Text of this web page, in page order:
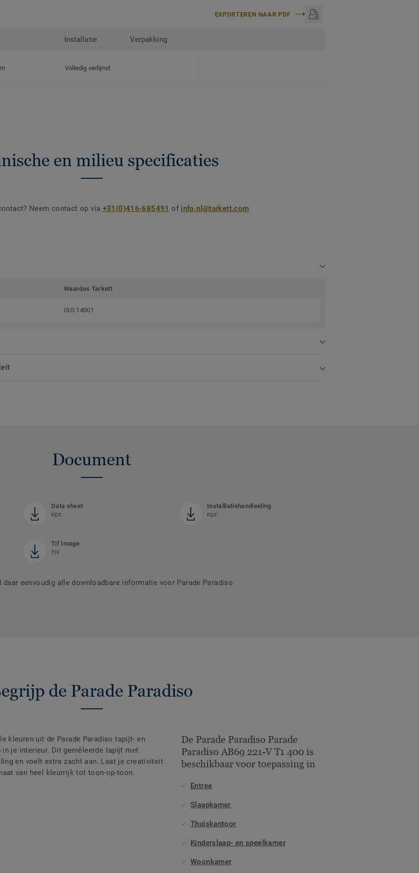
EXPORTEREN NAAR PDF
Installatie Verpakking
Volledig verlijmd
en milieu specificaties
Neem contact op via +31(0)416-685491 of info.nl@tarkett.com
Waardes Tarkett
ISO 14001
Document
Data sheet
PDF
Installlatiehandleiding
PDF
Tif Image
TIF
eenvoudig alle downloadbare informatie voor Parade Paradiso
de Parade Paradiso
kleuren uit de Parade Paradiso tapijt- en
je interieur. Dit gemêleerde tapijt met
en voelt extra zacht aan. Laat je creativiteit
van heel kleurrijk tot toon-op-toon.
De Parade Paradiso Parade
Paradiso AB69 221-V T1 400 is
beschikbaar voor toepassing in
Entree
Slaapkamer
Thuiskantoor
Kinderslaap- en speelkamer
Woonkamer